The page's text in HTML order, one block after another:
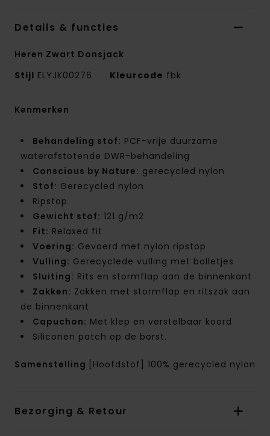
Details & functies
Heren Zwart Donsjack
Stijl ELYJK00276 Kleurcode fbk
Kenmerken
Behandeling stof: PCF-vrije duurzame
waterafstotende DWR-behandeling
Conscious by Nature: gerecycled nylon
Stof: Gerecycled nylon
Ripstop
Gewicht stof: 121 g/m2
Fit: Relaxed fit
Voering: Gevoerd met nylon ripstop
Vulling: Gerecyclede vulling met bolletjes
Sluiting: Rits en stormflap aan de binnenkant
Zakken: Zakken met stormflap en ritszak aan
de binnenkant
Capuchon: Met klep en verstelbaar koord
Siliconen patch op de borst.
Samenstelling [Hoofdstof] 100% gerecycled nylon
Bezorging & Retour